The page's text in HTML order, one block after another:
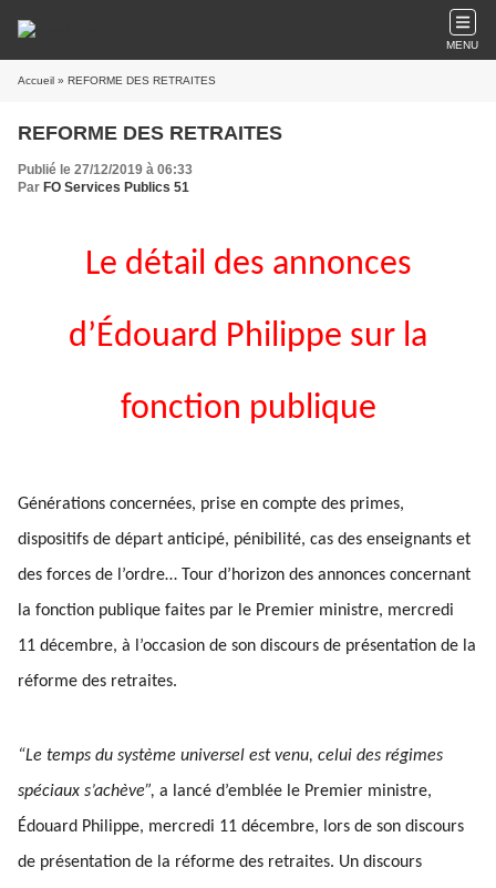
MENU
Accueil » REFORME DES RETRAITES
REFORME DES RETRAITES
Publié le 27/12/2019 à 06:33
Par FO Services Publics 51
Le détail des annonces
d’Édouard Philippe sur la
fonction publique
Générations concernées, prise en compte des primes,
dispositifs de départ anticipé, pénibilité, cas des enseignants et
des forces de l’ordre… Tour d’horizon des annonces concernant
la fonction publique faites par le Premier ministre, mercredi
11 décembre, à l’occasion de son discours de présentation de la
réforme des retraites.
“Le temps du système universel est venu, celui des régimes
spéciaux s’achève”, a lancé d’emblée le Premier ministre,
Édouard Philippe, mercredi 11 décembre, lors de son discours
de présentation de la réforme des retraites. Un discours